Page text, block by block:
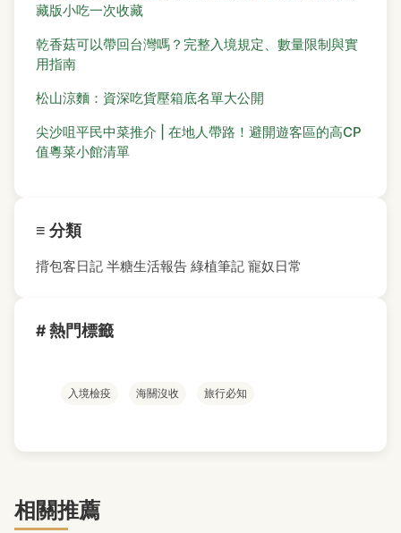
藏版小吃一次收藏
乾香菇可以帶回台灣嗎？完整入境規定、數量限制與實
用指南
松山涼麵：資深吃貨壓箱底名單大公開
尖沙咀平民中菜推介 | 在地人帶路！避開遊客區的高CP
值粵菜小館清單
≡ 分類
揹包客日記 半糖生活報告 綠植筆記 寵奴日常
# 熱門標籤
入境檢疫 海關沒收 旅行必知
相關推薦